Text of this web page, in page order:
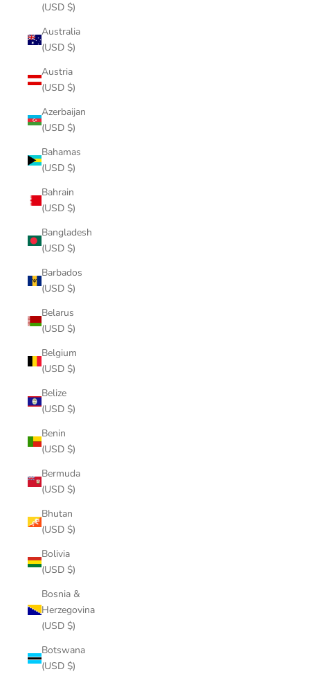
(USD $)
Australia
(USD $)
Austria
(USD $)
Azerbaijan
(USD $)
Bahamas
(USD $)
Bahrain
(USD $)
Bangladesh
(USD $)
Barbados
(USD $)
Belarus
(USD $)
Belgium
(USD $)
Belize
(USD $)
Benin
(USD $)
Bermuda
(USD $)
Bhutan
(USD $)
Bolivia
(USD $)
Bosnia &
Herzegovina
(USD $)
Botswana
(USD $)